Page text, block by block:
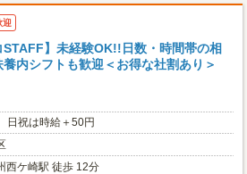
迎
STAFF】未経験OK!!日数・時間帯の相
内シフトも歓迎＜お得な社割あり＞
祝は時給＋50円
西ケ崎駅 徒歩 12分